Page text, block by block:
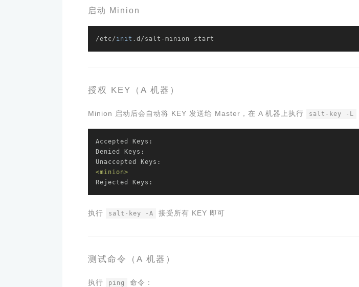
启动 Minion
/etc/ init .d/salt-minion start
授权 KEY（A 机器）
Minion 启动后会自动将 KEY 发送给 Master，在 A 机器上执行 salt-key -L
Accepted Keys:
Denied Keys:
Unaccepted Keys:
<minion>
Rejected Keys:
执行 salt-key -A 接受所有 KEY 即可
测试命令（A 机器）
执行 ping 命令：